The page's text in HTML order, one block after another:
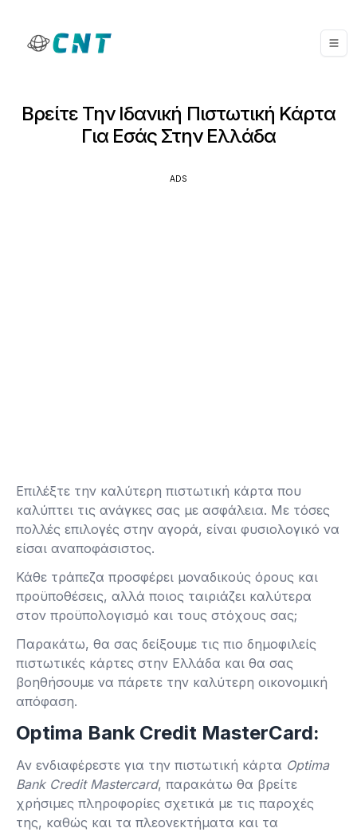
Βρείτε Την Ιδανική Πιστωτική Κάρτα
Για Εσάς Στην Ελλάδα
ADS
Επιλέξτε την καλύτερη πιστωτική κάρτα που
καλύπτει τις ανάγκες σας με ασφάλεια. Με τόσες
πολλές επιλογές στην αγορά, είναι φυσιολογικό να
είσαι αναποφάσιστος.
Κάθε τράπεζα προσφέρει μοναδικούς όρους και
προϋποθέσεις, αλλά ποιος ταιριάζει καλύτερα
στον προϋπολογισμό και τους στόχους σας;
Παρακάτω, θα σας δείξουμε τις πιο δημοφιλείς
πιστωτικές κάρτες στην Ελλάδα και θα σας
βοηθήσουμε να πάρετε την καλύτερη οικονομική
απόφαση.
Optima Bank Credit MasterCard:
Αν ενδιαφέρεστε για την πιστωτική κάρτα Optima
Bank Credit Mastercard, παρακάτω θα βρείτε
χρήσιμες πληροφορίες σχετικά με τις παροχές
της, καθώς και τα πλεονεκτήματα και τα